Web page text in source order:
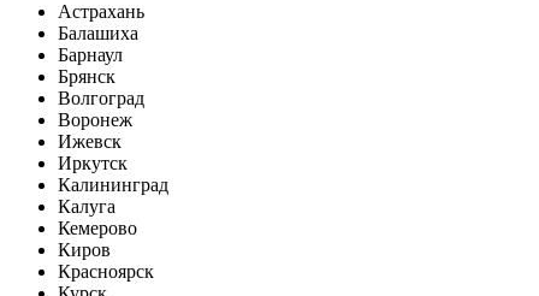
Астрахань
Балашиха
Барнаул
Брянск
Волгоград
Воронеж
Ижевск
Иркутск
Калининград
Калуга
Кемерово
Киров
Красноярск